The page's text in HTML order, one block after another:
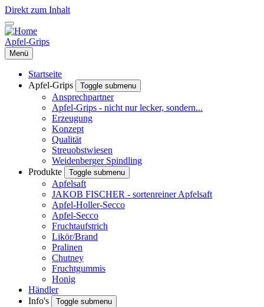
Direkt zum Inhalt
Apfel-Grips
Menü
Startseite
Apfel-Grips
Toggle submenu
Ansprechpartner
Apfel-Grips - nicht nur lecker, sondern...
Erzeugung
Konzept
Qualität
Streuobstwiesen
Weidenberger Spindling
Produkte
Toggle submenu
Apfelsaft
JAKOB FISCHER - sortenreiner Apfelsaft
Apfel-Holler-Secco
Apfel-Secco
Fruchtaufstrich
Likör/Brand
Pralinen
Chutney
Fruchtgummis
Honig
Händler
Info's
Toggle submenu